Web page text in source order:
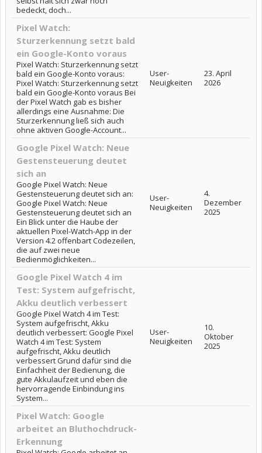
bedeckt, doch...
Pixel Watch:
Sturzerkennung setzt bald
ein Google-Konto voraus
Pixel Watch: Sturzerkennung setzt
bald ein Google-Konto voraus:
Pixel Watch: Sturzerkennung setzt
bald ein Google-Konto voraus Bei
der Pixel Watch gab es bisher
allerdings eine Ausnahme: Die
Sturzerkennung ließ sich auch
ohne aktiven Google-Account...
User-
Neuigkeiten
23. April
2026
Google Pixel Watch: Neue
Gestensteuerung deutet
sich an
Google Pixel Watch: Neue
Gestensteuerung deutet sich an:
Google Pixel Watch: Neue
Gestensteuerung deutet sich an
Ein Blick unter die Haube der
aktuellen Pixel-Watch-App in der
Version 4.2 offenbart Codezeilen,
die auf zwei neue
Bedienmöglichkeiten...
User-
Neuigkeiten
4.
Dezember
2025
Google Pixel Watch 4 im
Test: System aufgefrischt,
Akku deutlich verbessert
Google Pixel Watch 4 im Test:
System aufgefrischt, Akku
deutlich verbessert: Google Pixel
Watch 4 im Test: System
aufgefrischt, Akku deutlich
verbessert Grund dafür sind die
Einfachheit der Bedienung, die
gute Akkulaufzeit und eben die
hervorragende Einbindung ins
System...
User-
Neuigkeiten
10.
Oktober
2025
Pixel Watch: Google
arbeitet an Bluthochdruck-
Erkennung